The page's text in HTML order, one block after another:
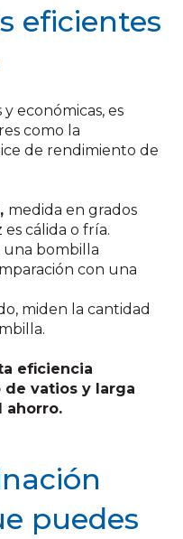
eficientes
económicas, es
como la
de rendimiento de
medida en grados
cálida o fría.
una bombilla
con una
miden la cantidad
eficiencia
vatios y larga
ahorro.
puedes